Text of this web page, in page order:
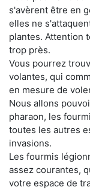
s'avèrent être en
elles ne
plantes. Attention
trop près.
Vous pourrez
volantes, qui
en mesure de
Nous allons
pharaon, les
toutes les autres
invasions.
Les fourmis
assez courantes,
votre espace de